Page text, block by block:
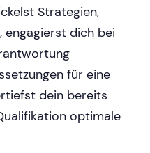
Strategien,
engagierst dich bei
für eine
dein bereits
optimale